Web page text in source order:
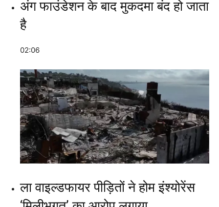
अंग फाउंडेशन के बाद मुकदमा बंद हो जाता
है
02:06
ला वाइल्डफायर पीड़ितों ने होम इंश्योरेंस